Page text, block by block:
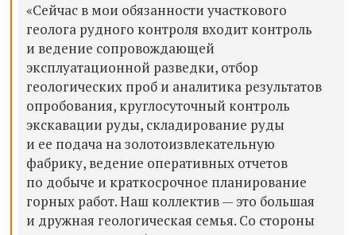
«Сейчас в мои обязанности участкового
геолога рудного контроля входит контроль
и ведение сопровождающей
эксплуатационной разведки, отбор
геологических проб и аналитика результатов
опробования, круглосуточный контроль
экскавации руды, складирование руды
и ее подача на золотоизвлекательную
фабрику, ведение оперативных отчетов
по добыче и краткосрочное планирование
горных работ. Наш коллектив — это большая
и дружная геологическая семья. Со стороны